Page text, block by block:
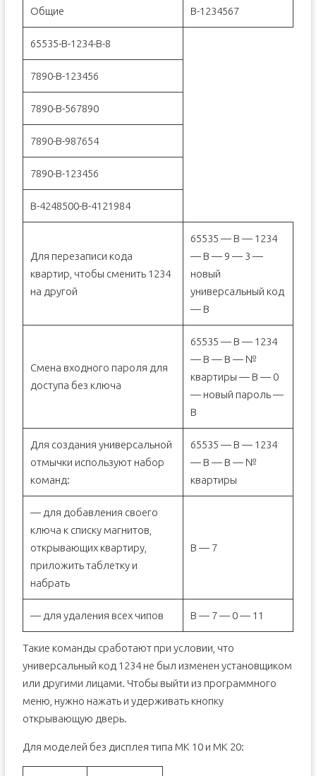
Общие В-1234567
65535-В-1234-В-8
7890-B-123456
7890-B-567890
7890-B-987654
7890-B-123456
B-4248500-B-4121984
Для перезаписи кода
квартир, чтобы сменить 1234
на другой
65535 — В — 1234
— B — 9 — 3 —
новый
универсальный код
— В
Смена входного пароля для
доступа без ключа
65535 — B — 1234
— В — B — №
квартиры — B — 0
— новый пароль —
В
Для создания универсальной
отмычки используют набор
команд:
65535 — B — 1234
— B — В — №
квартиры
— для добавления своего
ключа к списку магнитов,
открывающих квартиру,
приложить таблетку и
набрать
В — 7
— для удаления всех чипов В — 7 — 0 — 11
Такие команды сработают при условии, что
универсальный код 1234 не был изменен установщиком
или другими лицами. Чтобы выйти из программного
меню, нужно нажать и удерживать кнопку
открывающую дверь.
Для моделей без дисплея типа МК 10 и МК 20: